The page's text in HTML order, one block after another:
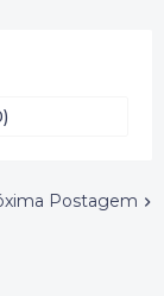
Postagem